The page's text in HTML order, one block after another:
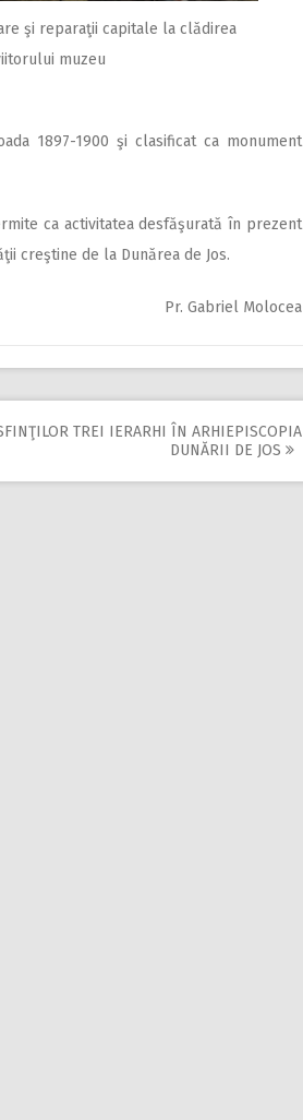
şi reparaţii capitale la clădirea
muzeu
1897-1900 şi clasificat ca monument
ca activitatea desfăşurată în prezent
creştine de la Dunărea de Jos.
Pr. Gabriel Molocea
TREI IERARHI ÎN ARHIEPISCOPIA
DUNĂRII DE JOS